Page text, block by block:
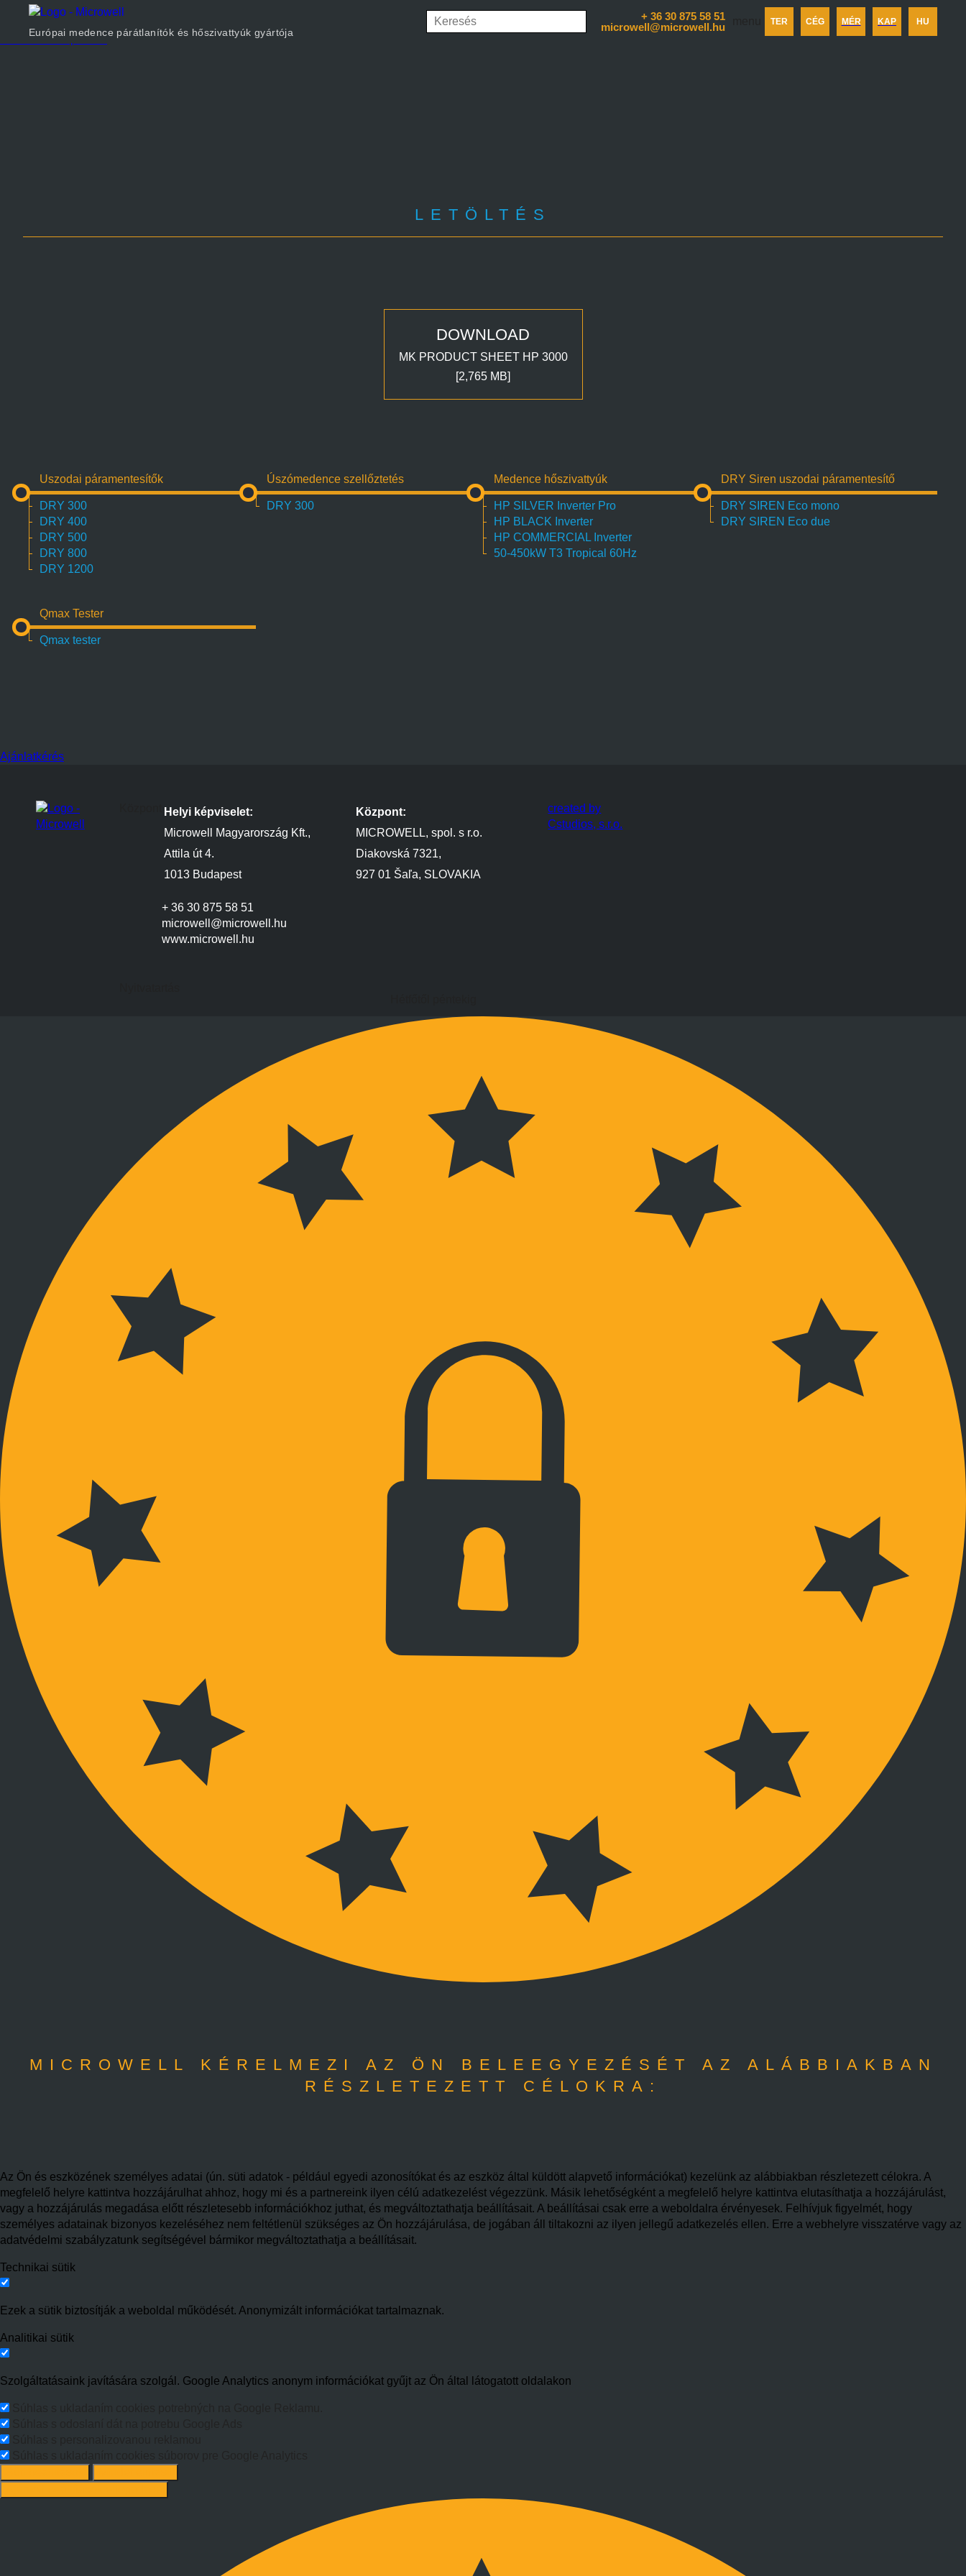
Európai medence párátlanítók és hőszivattyúk gyártója
+ 36 30 875 58 51
microwell@microwell.hu
TER CÉG MÉR KAP HU
Termékek
Méretezés Kapcsolat
LETÖLTÉS
DOWNLOAD
MK PRODUCT SHEET HP 3000
[2,765 MB]
Uszodai páramentesítők
DRY 300
DRY 400
DRY 500
DRY 800
DRY 1200
Úszómedence szellőztetés
DRY 300
Medence hőszivattyúk
HP SILVER Inverter Pro
HP BLACK Inverter
HP COMMERCIAL Inverter
50-450kW T3 Tropical 60Hz
DRY Siren uszodai páramentesítő
DRY SIREN Eco mono
DRY SIREN Eco due
Qmax Tester
Qmax tester
Ajánlatkérés
Helyi képviselet:
Központ:
Microwell Magyarország Kft.,
MICROWELL, spol. s r.o.
Attila út 4.
Diakovská 7321,
1013 Budapest
927 01 Šaľa, SLOVAKIA
+ 36 30 875 58 51
microwell@microwell.hu
www.microwell.hu
9:00 és 17:00 óra között
Kapcsolat
created by
Cstudios, s.r.o.
MICROWELL KÉRELMEZI AZ ÖN BELEEGYEZÉSÉT AZ ALÁBBIAKBAN
RÉSZLETEZETT CÉLOKRA:
Az Ön és eszközének személyes adatai (ún. süti adatok - például egyedi azonosítókat és az eszköz által küldött alapvető információkat) kezelünk az alábbiakban részletezett célokra. A
megfelelő helyre kattintva hozzájárulhat ahhoz, hogy mi és a partnereink ilyen célú adatkezelést végezzünk. Másik lehetőségként a megfelelő helyre kattintva elutasíthatja a hozzájárulást,
vagy a hozzájárulás megadása előtt részletesebb információkhoz juthat, és megváltoztathatja beállításait. A beállításai csak erre a weboldalra érvényesek. Felhívjuk figyelmét, hogy
személyes adatainak bizonyos kezeléséhez nem feltétlenül szükséges az Ön hozzájárulása, de jogában áll tiltakozni az ilyen jellegű adatkezelés ellen. Erre a webhelyre visszatérve vagy az
adatvédelmi szabályzatunk segítségével bármikor megváltoztathatja a beállításait.
Technikai sütik
Ezek a sütik biztosítják a weboldal működését. Anonymizált információkat tartalmaznak.
Analitikai sütik
Szolgáltatásaink javítására szolgál. Google Analytics anonym információkat gyűjt az Ön által látogatott oldalakon